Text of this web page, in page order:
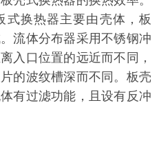
式换热器主要由壳体，板
流体分布器采用不锈钢冲
入口位置的远近而不同，
的波纹槽深而不同。板壳
有过滤功能，且设有反冲